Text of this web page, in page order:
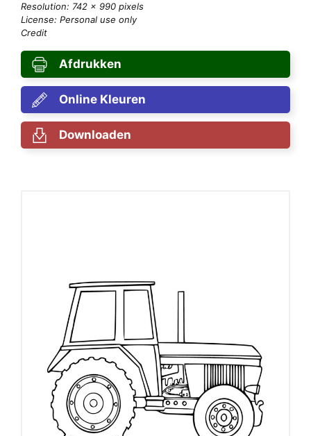
Resolution: 742 × 990 pixels
License: Personal use only
Credit
Afdrukken
Online Kleuren
Downloaden